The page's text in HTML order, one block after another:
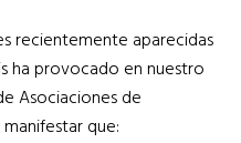
recientemente aparecidas
ha provocado en nuestro
Asociaciones de
manifestar que: